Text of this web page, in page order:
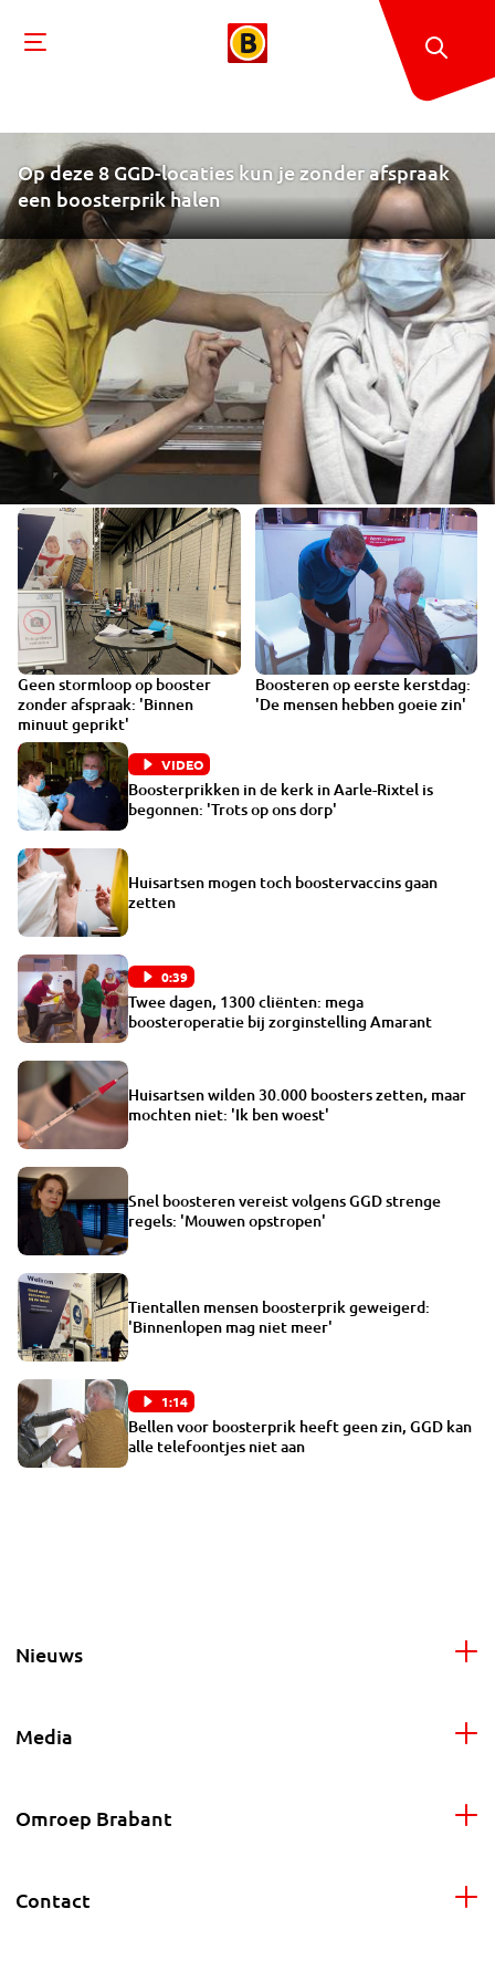
Op deze 8 GGD-locaties kun je zonder afspraak
een boosterprik halen
Geen stormloop op booster
zonder afspraak: 'Binnen
minuut geprikt'
Boosteren op eerste kerstdag:
'De mensen hebben goeie zin'
VIDEO
VIDEO
Boosterprikken in de kerk in Aarle-Rixtel is
begonnen: 'Trots op ons dorp'
Huisartsen mogen toch boostervaccins gaan
zetten
0:39
Twee dagen, 1300 cliënten: mega
boosteroperatie bij zorginstelling Amarant
Huisartsen wilden 30.000 boosters zetten, maar
mochten niet: 'Ik ben woest'
Snel boosteren vereist volgens GGD strenge
regels: 'Mouwen opstropen'
Tientallen mensen boosterprik geweigerd:
'Binnenlopen mag niet meer'
1:14
Bellen voor boosterprik heeft geen zin, GGD kan
alle telefoontjes niet aan
Nieuws
Media
Omroep Brabant
Contact